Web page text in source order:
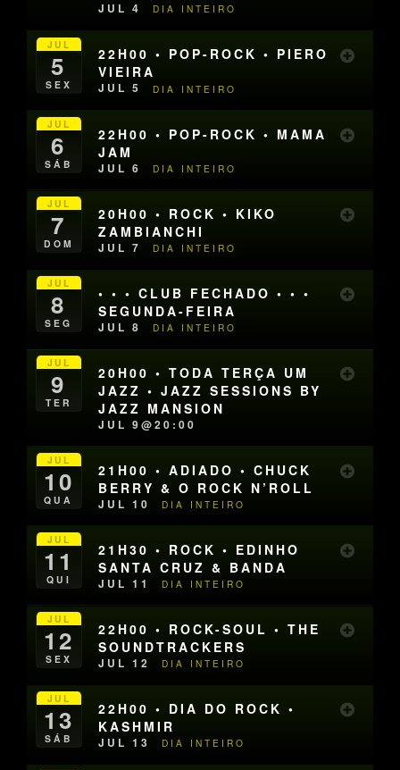
JUL 4 DIA INTEIRO
JUL
5
SEX
22H00 • POP-ROCK • PIERO
VIEIRA
JUL 5 DIA INTEIRO
JUL
6
SÁB
22H00 • POP-ROCK • MAMA
JAM
JUL 6 DIA INTEIRO
JUL
7
DOM
20H00 • ROCK • KIKO
ZAMBIANCHI
JUL 7 DIA INTEIRO
JUL
8
SEG
• • • CLUB FECHADO • • •
SEGUNDA-FEIRA
JUL 8 DIA INTEIRO
JUL
9
TER
20H00 • TODA TERÇA UM
JAZZ • JAZZ SESSIONS BY
JAZZ MANSION
JUL 9@20:00
JUL
10
QUA
21H00 • ADIADO • CHUCK
BERRY & O ROCK N’ROLL
JUL 10 DIA INTEIRO
JUL
11
QUI
21H30 • ROCK • EDINHO
SANTA CRUZ & BANDA
JUL 11 DIA INTEIRO
JUL
12
SEX
22H00 • ROCK-SOUL • THE
SOUNDTRACKERS
JUL 12 DIA INTEIRO
JUL
13
SÁB
22H00 • DIA DO ROCK •
KASHMIR
JUL 13 DIA INTEIRO